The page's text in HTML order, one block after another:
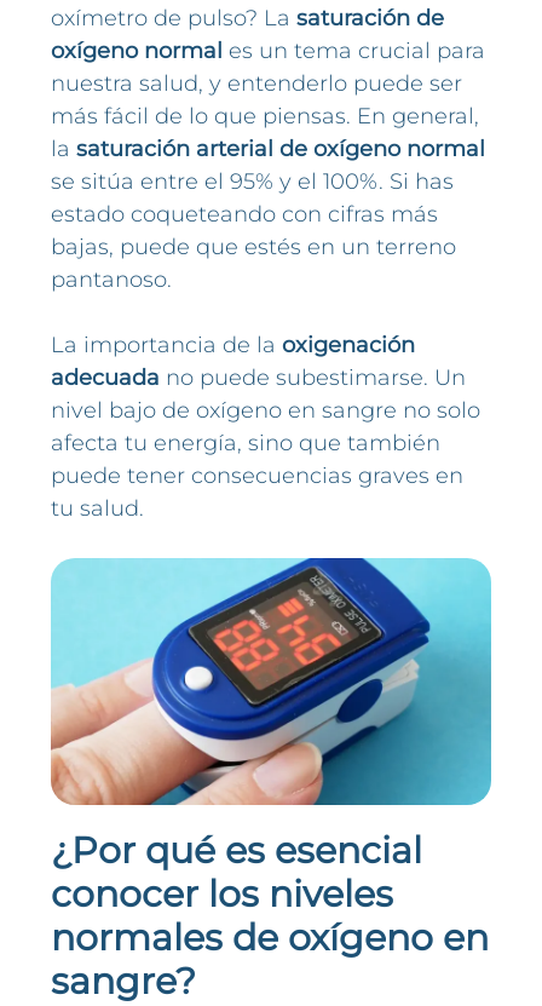
oxímetro de pulso? Lasaturación de
oxígeno normal es un tema crucial para
nuestra salud, y entenderlo puede ser
más fácil de lo que piensas. En general,
lasaturación arterial de oxígeno normal
se sitúa entre el 95% y el 100%. Si has
estado coqueteando con cifras más
bajas, puede que estés en un terreno
pantanoso.
La importancia de laoxigenación
adecuada no puede subestimarse. Un
nivel bajo de oxígeno en sangre no solo
afecta tu energía, sino que también
puede tener consecuencias graves en
tu salud.
¿Por qué es esencial
conocer los niveles
normales de oxígeno en
sangre?